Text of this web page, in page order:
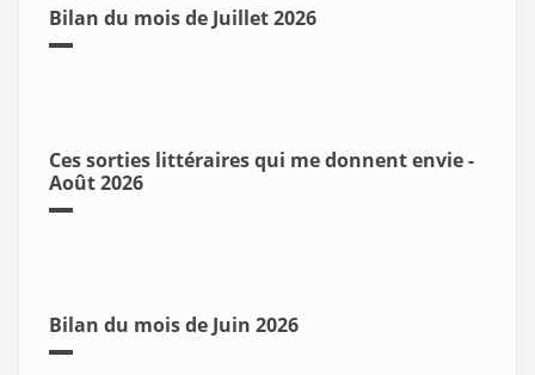
Bilan du mois de Juillet 2026
Ces sorties littéraires qui me donnent envie -
Août 2026
Bilan du mois de Juin 2026